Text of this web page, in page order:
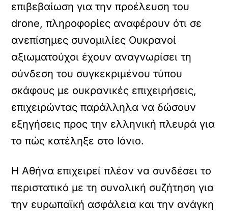
επιβεβαίωση για την προέλευση του
drone, πληροφορίες αναφέρουν ότι σε
ανεπίσημες συνομιλίες Ουκρανοί
αξιωματούχοι έχουν αναγνωρίσει τη
σύνδεση του συγκεκριμένου τύπου
σκάφους με ουκρανικές επιχειρήσεις,
επιχειρώντας παράλληλα να δώσουν
εξηγήσεις προς την ελληνική πλευρά για
το πώς κατέληξε στο Ιόνιο.
Η Αθήνα επιχειρεί πλέον να συνδέσει το
περιστατικό με τη συνολική συζήτηση για
την ευρωπαϊκή ασφάλεια και την ανάγκη